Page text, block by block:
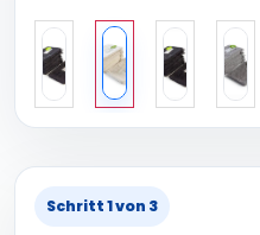
Schritt 1 von 3